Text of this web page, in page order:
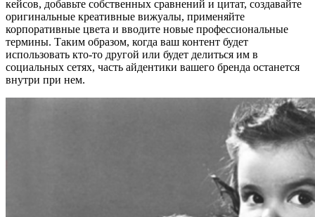
кейсов, добавьте собственных сравнений и цитат, создавайте
оригинальные креативные вижуалы, применяйте
корпоративные цвета и вводите новые профессиональные
термины. Таким образом, когда ваш контент будет
использовать кто-то другой или будет делиться им в
социальных сетях, часть айдентики вашего бренда останется
внутри при нем.